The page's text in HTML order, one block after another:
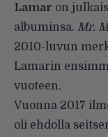
Lamar on
albuminsa. Mr.
2010-luvun
Lamarin
vuoteen.
Vuonna 2017
oli ehdolla